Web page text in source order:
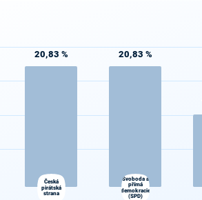
20,83 %
Česká
pirátská
strana
20,83 %
Svoboda a
přímá
demokracie
(SPD)